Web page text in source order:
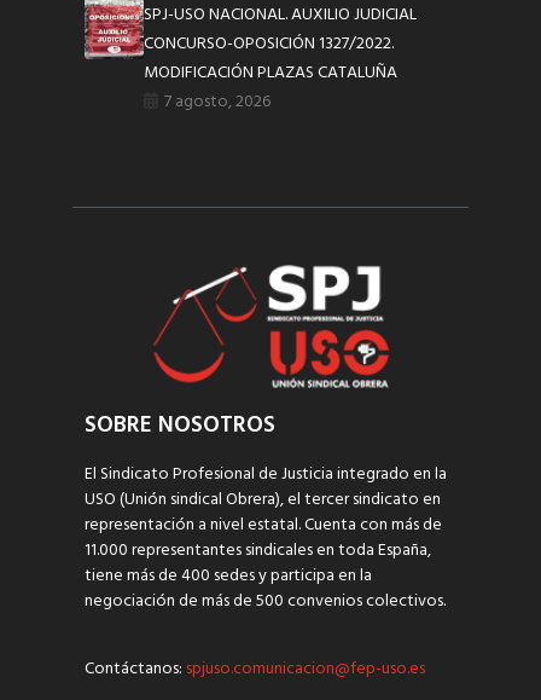
SPJ-USO NACIONAL. AUXILIO JUDICIAL
CONCURSO-OPOSICIÓN 1327/2022.
MODIFICACIÓN PLAZAS CATALUÑA
7 agosto, 2026
SOBRE NOSOTROS
El Sindicato Profesional de Justicia integrado en la
USO (Unión sindical Obrera), el tercer sindicato en
representación a nivel estatal. Cuenta con más de
11.000 representantes sindicales en toda España,
tiene más de 400 sedes y participa en la
negociación de más de 500 convenios colectivos.
Contáctanos: spjuso.comunicacion@fep-uso.es